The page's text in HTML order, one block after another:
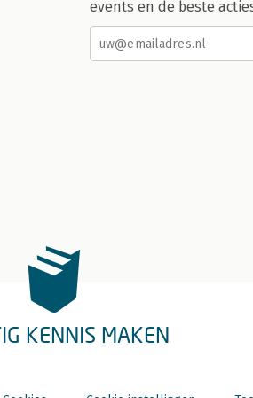
events en de beste
KENNIS MAKEN